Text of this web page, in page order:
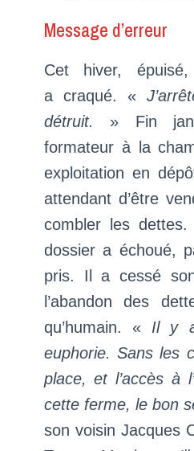
Message d’erreur
Cet hiver, épuisé,
a craqué. «
détruit.
» Fin
formateur à la
exploitation en
attendant d’être
combler les
dossier a échoué,
pris. Il a cessé
l’abandon des
qu’humain. « Il y a
euphorie. Sans les
place, et l’accès à
cette ferme, le bon
son voisin Jacques